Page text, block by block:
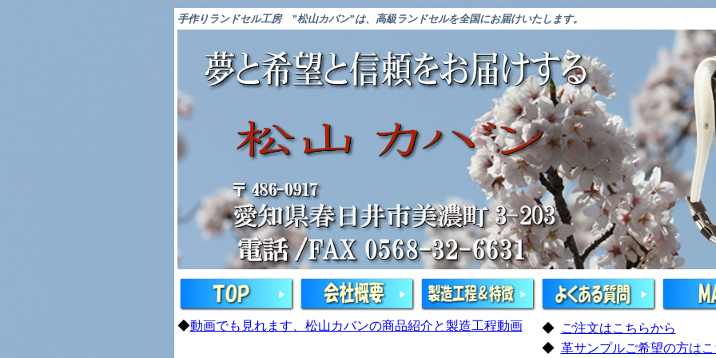
手作りランドセル工房 ”松山カバン”は、高級ランドセルを全国にお届けいたします。
◆動画でも見れます、松山カバンの商品紹介と製造工程動画 ◆
ご注文はこちらから
◆ 革サンプルご希望の方は